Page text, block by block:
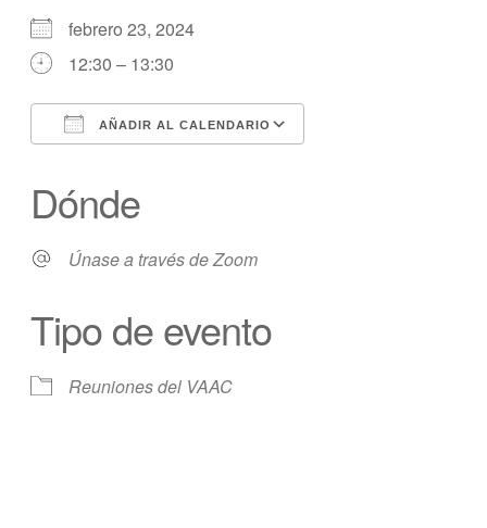
febrero 23, 2024
12:30 – 13:30
AÑADIR AL CALENDARIO
Dónde
Únase a través de Zoom
Tipo de evento
Reuniones del VAAC